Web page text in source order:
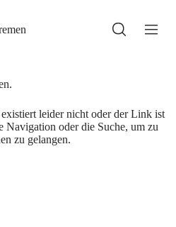
leider nicht oder der Link ist
Navigation oder die Suche, um zu
zu gelangen.